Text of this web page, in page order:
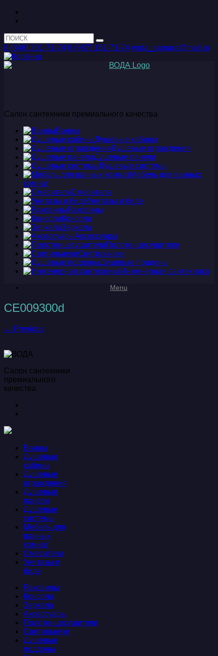
8 (846) 201-71-74 8 (987) 151-71-74 voda_samara@mail.ru
Салон сантехники премиального качества
Ванны
Душевые кабины
Душевые ограждения
Душевые панели
Душевые системы
Мебель для ванных
комнат
Смесители
Унитазы и биде
Раковины
Консоли
Зеркала
Аксессуары
Полотенцесушители
Светильники
Душевые поддоны
Инженерная сантехника
Menu
CE009300d
← Previous
Салон сантехники
премиального
качества
Ванны
Душевые
кабины
Душевые
ограждения
Душевые
панели
Душевые
системы
Мебель для
ванных
комнат
Смесители
Унитазы и
биде
Раковины
Консоли
Зеркала
Аксессуары
Полотенцесушители
Светильники
Душевые
поддоны